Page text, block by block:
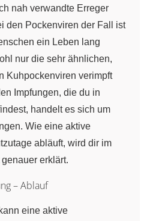
nah verwandte Erreger
den Pockenviren der Fall ist
ein Leben lang
nur die sehr ähnlichen,
Kuhpockenviren verimpft
Impfungen, die du in
handelt es sich um
Wie eine aktive
abläuft, wird dir im
erklärt.
– Ablauf
eine aktive